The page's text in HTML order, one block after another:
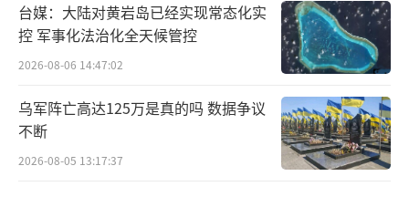
台媒：大陆对黄岩岛已经实现常态化实
控 军事化法治化全天候管控
2026-08-06 14:47:02
乌军阵亡高达125万是真的吗 数据争议
不断
2026-08-05 13:17:37